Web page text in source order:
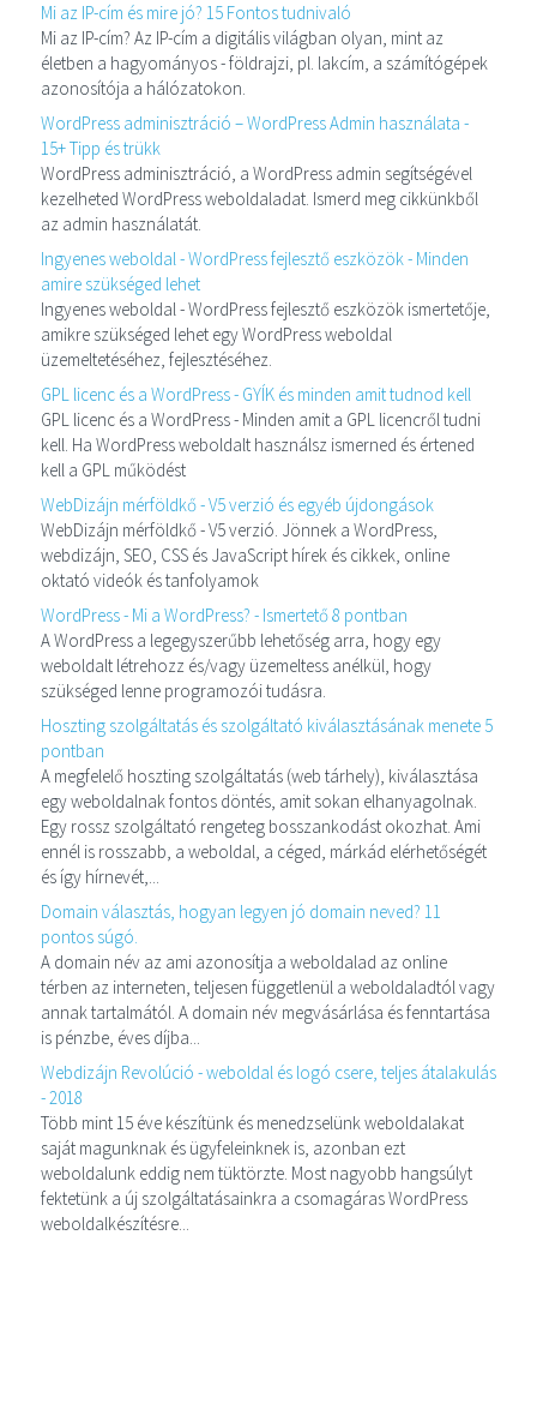
Mi az IP-cím és mire jó? 15 Fontos tudnivaló
Mi az IP-cím? Az IP-cím a digitális világban olyan, mint az
életben a hagyományos - földrajzi, pl. lakcím, a számítógépek
azonosítója a hálózatokon.
WordPress adminisztráció – WordPress Admin használata -
15+ Tipp és trükk
WordPress adminisztráció, a WordPress admin segítségével
kezelheted WordPress weboldaladat. Ismerd meg cikkünkből
az admin használatát.
Ingyenes weboldal - WordPress fejlesztő eszközök - Minden
amire szükséged lehet
Ingyenes weboldal - WordPress fejlesztő eszközök ismertetője,
amikre szükséged lehet egy WordPress weboldal
üzemeltetéséhez, fejlesztéséhez.
GPL licenc és a WordPress - GYÍK és minden amit tudnod kell
GPL licenc és a WordPress - Minden amit a GPL licencről tudni
kell. Ha WordPress weboldalt használsz ismerned és értened
kell a GPL működést
WebDizájn mérföldkő - V5 verzió és egyéb újdongások
WebDizájn mérföldkő - V5 verzió. Jönnek a WordPress,
webdizájn, SEO, CSS és JavaScript hírek és cikkek, online
oktató videók és tanfolyamok
WordPress - Mi a WordPress? - Ismertető 8 pontban
A WordPress a legegyszerűbb lehetőség arra, hogy egy
weboldalt létrehozz és/vagy üzemeltess anélkül, hogy
szükséged lenne programozói tudásra.
Hoszting szolgáltatás és szolgáltató kiválasztásának menete 5
pontban
A megfelelő hoszting szolgáltatás (web tárhely), kiválasztása
egy weboldalnak fontos döntés, amit sokan elhanyagolnak.
Egy rossz szolgáltató rengeteg bosszankodást okozhat. Ami
ennél is rosszabb, a weboldal, a céged, márkád elérhetőségét
és így hírnevét,...
Domain választás, hogyan legyen jó domain neved? 11
pontos súgó.
A domain név az ami azonosítja a weboldalad az online
térben az interneten, teljesen függetlenül a weboldaladtól vagy
annak tartalmától. A domain név megvásárlása és fenntartása
is pénzbe, éves díjba...
Webdizájn Revolúció - weboldal és logó csere, teljes átalakulás
- 2018
Több mint 15 éve készítünk és menedzselünk weboldalakat
saját magunknak és ügyfeleinknek is, azonban ezt
weboldalunk eddig nem tüktörzte. Most nagyobb hangsúlyt
fektetünk a új szolgáltatásainkra a csomagáras WordPress
weboldalkészítésre...